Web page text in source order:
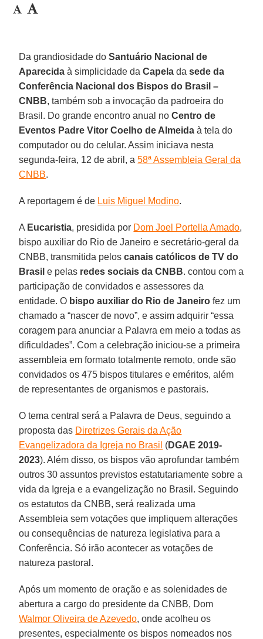
Da grandiosidade doSantuário Nacional de
Aparecida à simplicidade daCapela dasede da
Conferência Nacional dos Bispos do Brasil –
CNBB, também sob a invocação da padroeira do
Brasil. Do grande encontro anual noCentro de
Eventos Padre Vitor Coelho de Almeida à tela do
computador ou do celular. Assim iniciava nesta
segunda-feira, 12 de abril, a58ª Assembleia Geral da
CNBB.
A reportagem é de Luis Miguel Modino.
A Eucaristia, presidida por Dom Joel Portella Amado,
bispo auxiliar do Rio de Janeiro e secretário-geral da
CNBB, transmitida peloscanais católicos de TV do
Brasil e pelas redes sociais da CNBB. contou com a
participação de convidados e assessores da
entidade. O bispo auxiliar do Rio de Janeiro fez um
chamado a “nascer de novo”, e assim adquirir “essa
coragem para anunciar a Palavra em meio a todas as
dificuldades”. Com a celebração iniciou-se a primeira
assembleia em formato totalmente remoto, onde são
convidados os 475 bispos titulares e eméritos, além
de representantes de organismos e pastorais.
O tema central será a Palavra de Deus, seguindo a
proposta das Diretrizes Gerais da Ação
Evangelizadora da Igreja no Brasil (DGAE 2019-
2023). Além disso, os bispos vão aprofundar também
outros 30 assuntos previstos estatutariamente sobre a
vida da Igreja e a evangelização no Brasil. Seguindo
os estatutos da CNBB, será realizada uma
Assembleia sem votações que impliquem alterações
ou consequências de natureza legislativa para a
Conferência. Só irão acontecer as votações de
natureza pastoral.
Após um momento de oração e as solenidades de
abertura a cargo do presidente da CNBB, Dom
Walmor Oliveira de Azevedo, onde acolheu os
presentes, especialmente os bispos nomeados nos